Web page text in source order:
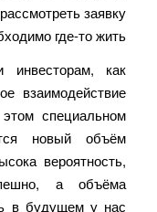
заявку
где-то жить.
как
взаимодействие
специальном
новый объём
вероятность,
а объёма
в будущем у нас